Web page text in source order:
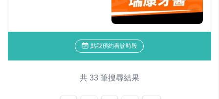
點我預約看診時段
共 33 筆搜尋結果